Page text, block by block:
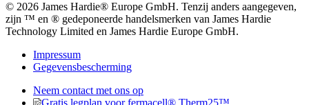
© 2026 James Hardie® Europe GmbH. Tenzij anders aangegeven,
zijn ™ en ® gedeponeerde handelsmerken van James Hardie
Technology Limited en James Hardie Europe GmbH.
Impressum
Gegevensbescherming
Neem contact met ons op
Gratis legplan voor fermacell® Therm25™